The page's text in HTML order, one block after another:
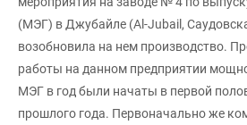
(МЭГ) в Джубайле (Al-Jubail,
возобновила на нем производство.
работы на данном предприятии
МЭГ в год были начаты в первой
прошлого года. Первоначально же